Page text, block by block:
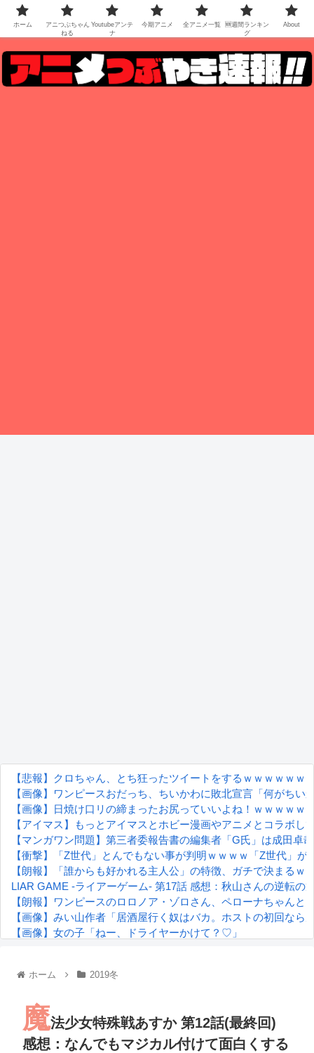
【悲報】クロちゃん、とち狂ったツイートをするｗｗｗｗｗｗ
【画像】ワンピースおだっち、ちいかわに敗北宣言「何がちい
【画像】日焼け口リの締まったお尻っていいよね！ｗｗｗｗｗ
【アイマス】もっとアイマスとホビー漫画やアニメとコラボし
【マンガワン問題】第三者委報告書の編集者「G氏」は成田卓
【衝撃】「Z世代」とんでもない事が判明ｗｗｗｗ「Z世代」
【朗報】「誰からも好かれる主人公」の特徴、ガチで決まるｗ
LIAR GAME -ライアーゲーム- 第17話 感想：秋山さんの逆転の
【朗報】ワンピースのロロノア・ゾロさん、ペローナちゃんと
【画像】みい山作者「居酒屋行く奴はバカ。ホストの初回な
【画像】女の子「ねー、ドライヤーかけて？♡」
『進撃の巨人』で一番面白いところってｗｗｗｗｗ
るろうに剣心 -明治剣客浪漫譚- 京都動乱 第33話の感想
同盟、帝国、フェザーン。生まれるなら何処がいいか問題！
ホーム 2019冬
魔法少女特殊戦あすか 第12話(最終回)
感想：なんでもマジカル付けて面白くする
ホーム
アニつぶちゃん
ねる
Youtubeアンテ
ナ
今期アニメ 全アニメ一覧
🆕週間ランキン
グ
About